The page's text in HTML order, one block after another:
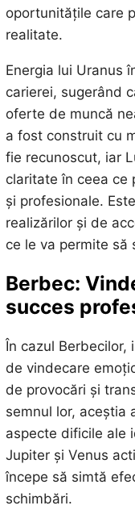
oportunitățile care
realitate.
Energia lui Uranus
carierei, sugerând
oferte de muncă
a fost construit cu
fie recunoscut, iar
claritate în ceea ce
și profesionale.
realizărilor și de
ce le va permite să
Berbec:
succes
În cazul Berbecilor,
de vindecare
de provocări și
semnul lor, aceștia
aspecte dificile ale
Jupiter și Venus
începe să simtă
schimbări.